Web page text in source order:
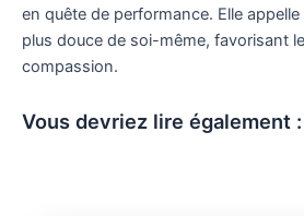
en quête de performance. Elle
plus douce de soi-même, favorisant
compassion.
Vous devriez lire également :